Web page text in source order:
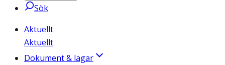
Sök
Aktuellt
Aktuellt
Dokument & lagar